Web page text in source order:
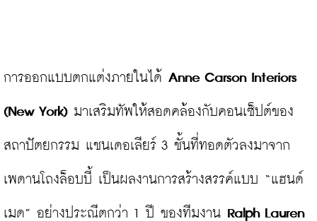
การออกแบบตกแต่งภายในได้ Anne Carson Interiors
(New York) มาเสริมทัพให้สอดคล้องกับคอนเซ็ปต์ของ
สถาปัตยกรรม แชนเดอเลียร์ 3 ชั้นที่ทอดตัวลงมาจาก
เพดานโถงล็อบบี้ เป็นผลงานการสร้างสรรค์แบบ “แฮนด์
เมด” อย่างประณีตกว่า 1 ปี ของทีมงาน Ralph Lauren